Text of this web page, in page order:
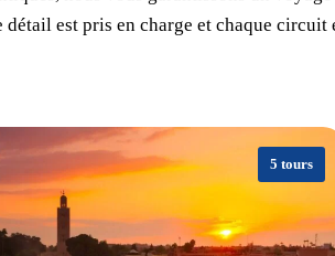
détail est pris en charge et chaque
5 tours